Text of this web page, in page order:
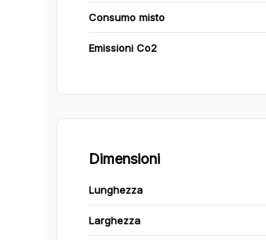
Consumo misto
Emissioni Co2
Dimensioni
Lunghezza
Larghezza